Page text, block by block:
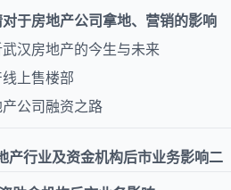
于房地产公司拿地、营销的影响
汉房地产的今生与未来
上售楼部
公司融资之路
产行业及资金机构后市业务影响二